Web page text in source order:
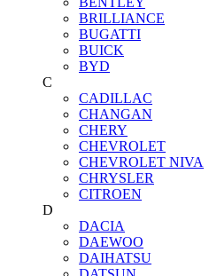
BRILLIANCE
BUGATTI
BUICK
BYD
C
CADILLAC
CHANGAN
CHERY
CHEVROLET
CHEVROLET NIVA
CHRYSLER
CITROEN
D
DACIA
DAEWOO
DAIHATSU